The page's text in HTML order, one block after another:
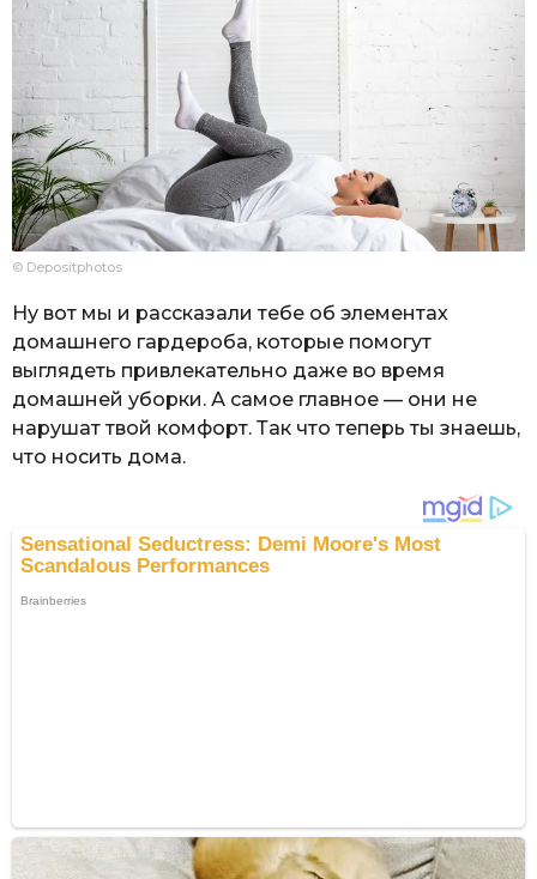
© Depositphotos
Ну вот мы и рассказали тебе об элементах
домашнего гардероба, которые помогут
выглядеть привлекательно даже во время
домашней уборки. А самое главное — они не
нарушат твой комфорт. Так что теперь ты знаешь,
что носить дома.